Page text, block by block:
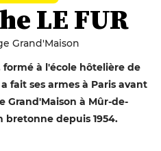
LE FUR
Grand'Maison
à l'école hôtelière de
fait ses armes à Paris avant
Grand'Maison à Mûr-de-
depuis 1954.